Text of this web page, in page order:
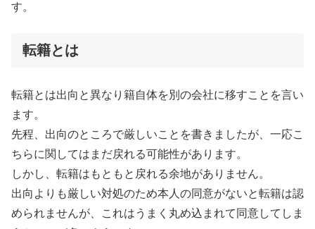
す。
転籍とは
転籍とは出向と異なり籍自体を別の会社に移すことを言い
ます。
先程、出向のところで厳しいことを書きましたが、一応こ
ちらに関してはまだ戻れる可能性があります。
しかし、転籍はもともと戻れる余地がありません。
出向よりも厳しい対処のため本人の同意がないと転籍は認
められませんが、これはうまく丸め込まれて同意してしま